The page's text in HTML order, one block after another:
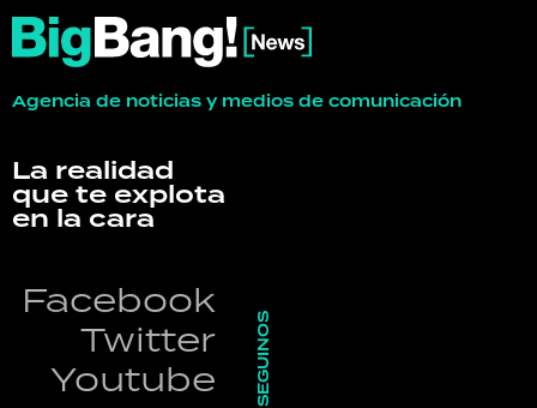
Agencia de noticias y medios de comunicación
La realidad
que te explota
en la cara
Facebook
Twitter
Youtube
SEGUINOS